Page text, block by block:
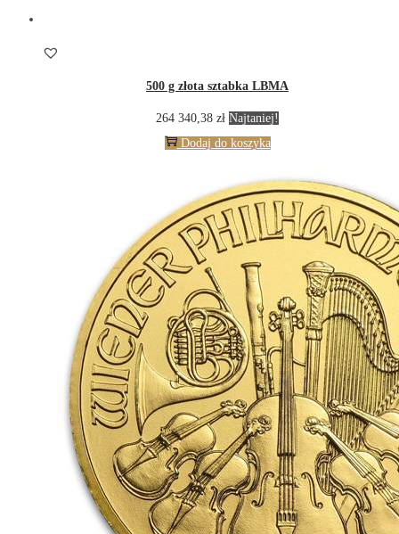
500 g złota sztabka LBMA
264 340,38 zł Najtaniej!
Dodaj do koszyka